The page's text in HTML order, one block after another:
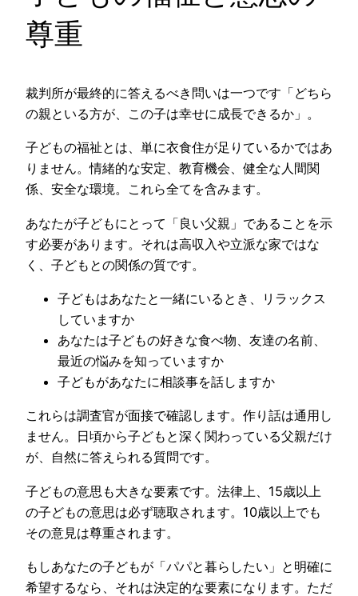
尊重
裁判所が最終的に答えるべき問いは一つです「どちら
の親といる方が、この子は幸せに成長できるか」。
子どもの福祉とは、単に衣食住が足りているかではあ
りません。情緒的な安定、教育機会、健全な人間関
係、安全な環境。これら全てを含みます。
あなたが子どもにとって「良い父親」であることを示
す必要があります。それは高収入や立派な家ではな
く、子どもとの関係の質です。
子どもはあなたと一緒にいるとき、リラックス
していますか
あなたは子どもの好きな食べ物、友達の名前、
最近の悩みを知っていますか
子どもがあなたに相談事を話しますか
これらは調査官が面接で確認します。作り話は通用し
ません。日頃から子どもと深く関わっている父親だけ
が、自然に答えられる質問です。
子どもの意思も大きな要素です。法律上、15歳以上
の子どもの意思は必ず聴取されます。10歳以上でも
その意見は尊重されます。
もしあなたの子どもが「パパと暮らしたい」と明確に
希望するなら、それは決定的な要素になります。ただ